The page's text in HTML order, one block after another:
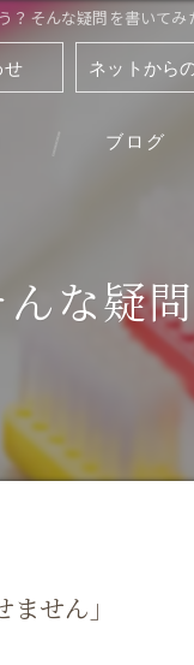
そんな疑問を書いてみ
せ ネットから
ブログ
な疑
せん」